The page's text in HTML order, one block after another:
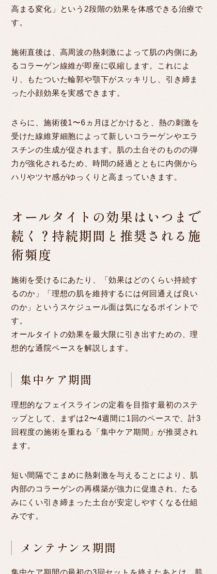
高まる変化」という2段階の効果を体感できる治療で
す。
施術直後は、高周波の熱刺激によって肌の内側にあ
るコラーゲン線維が即座に収縮します。これによ
り、もたついた輪郭や顎下がスッキリし、引き締ま
った小顔効果を実感できます。
さらに、施術後1〜6ヵ月ほどかけると、熱の刺激を
受けた線維芽細胞によって新しいコラーゲンやエラ
スチンの生成が促されます。肌の土台そのものの弾
力が強化されるため、時間の経過とともに内側から
ハリやツヤ感がゆっくりと高まっていきます。
オールタイトの効果はいつまで
続く？持続期間と推奨される施
術頻度
施術を受けるにあたり、「効果はどのくらい持続す
るのか」「理想の肌を維持するには何回通えば良い
のか」というスケジュール面は気になるポイントで
す。
オールタイトの効果を最大限に引き出すための、理
想的な通院ペースを解説します。
集中ケア期間
理想的なフェイスラインの定着を目指す最初のステ
ップとして、まずは2〜4週間に1回のペースで、計3
回程度の施術を重ねる「集中ケア期間」が推奨され
ます。
短い間隔でこまめに熱刺激を与えることにより、肌
内部のコラーゲンの再構築が強力に促進され、たる
みにくい引き締まった土台が安定しやすくなる仕組
みです。
メンテナンス期間